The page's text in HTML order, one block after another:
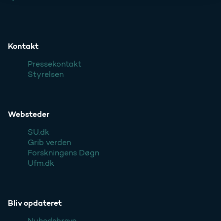
Kontakt
Pressekontakt
Styrelsen
Websteder
SU.dk
Grib verden
Forskningens Døgn
Ufm.dk
Bliv opdateret